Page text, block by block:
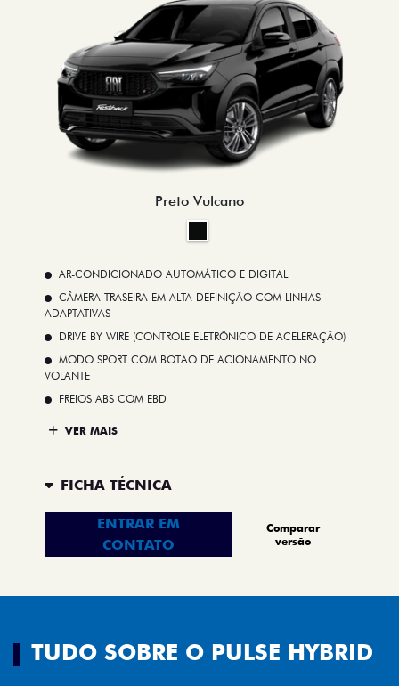
Preto Vulcano
AR-CONDICIONADO AUTOMÁTICO E DIGITAL
CÂMERA TRASEIRA EM ALTA DEFINIÇÃO COM LINHAS
ADAPTATIVAS
DRIVE BY WIRE (CONTROLE ELETRÔNICO DE ACELERAÇÃO)
MODO SPORT COM BOTÃO DE ACIONAMENTO NO
VOLANTE
FREIOS ABS COM EBD
VER MAIS
FICHA TÉCNICA
ENTRAR EM
CONTATO
Comparar
versão
TUDO SOBRE O PULSE HYBRID